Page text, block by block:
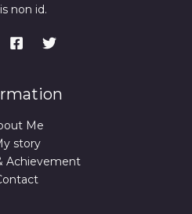
non id.
Me
story
Achievement